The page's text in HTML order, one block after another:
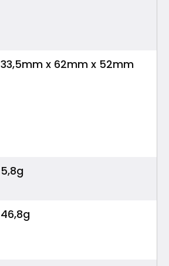
33,5mm x 62mm x 52mm
5,8g
46,8g